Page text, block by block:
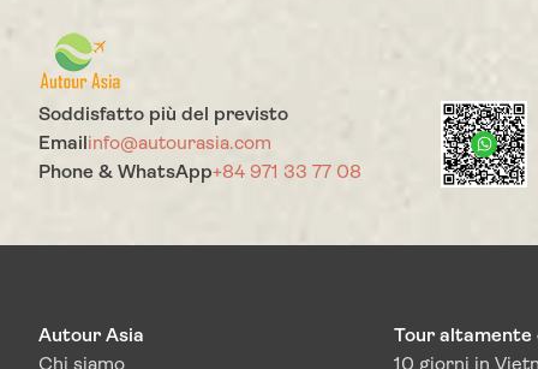
Soddisfatto più del previsto
Emailinfo@autourasia.com
Phone & WhatsApp+84 971 33 77 08
Autour Asia
Tour altamente